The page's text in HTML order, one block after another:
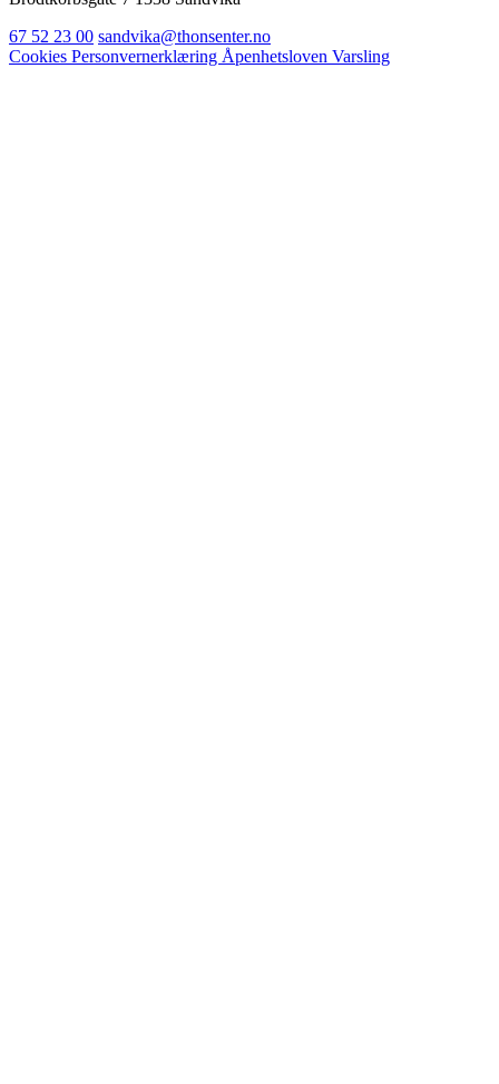
67 52 23 00 sandvika@thonsenter.no
Cookies Personvernerklæring Åpenhetsloven Varsling